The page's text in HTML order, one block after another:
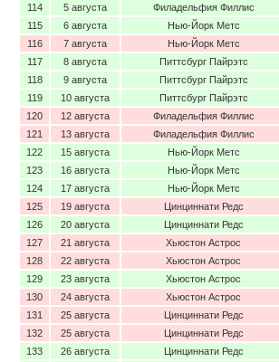
114
5 августа Филадельфия Филлис
115
6 августа Нью-Йорк Метс
116
7 августа Нью-Йорк Метс
117
8 августа Питтсбург Пайрэтс
118
9 августа Питтсбург Пайрэтс
119
10 августа Питтсбург Пайрэтс
120
12 августа Филадельфия Филлис
121
13 августа Филадельфия Филлис
122
15 августа Нью-Йорк Метс
123
16 августа Нью-Йорк Метс
124
17 августа Нью-Йорк Метс
125
19 августа Цинциннати Редс
126
20 августа Цинциннати Редс
127
21 августа Хьюстон Астрос
128
22 августа Хьюстон Астрос
129
23 августа Хьюстон Астрос
130
24 августа Хьюстон Астрос
131
25 августа Цинциннати Редс
132
25 августа Цинциннати Редс
133
26 августа Цинциннати Редс